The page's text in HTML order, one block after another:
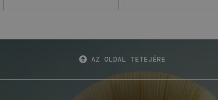
AZ OLDAL TETEJÉRE